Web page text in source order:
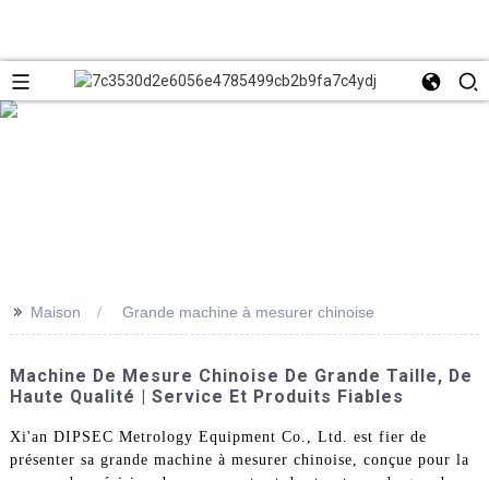
>> Maison Grande machine à mesurer chinoise
Machine De Mesure Chinoise De Grande Taille, De
Haute Qualité | Service Et Produits Fiables
Xi'an DIPSEC Metrology Equipment Co., Ltd. est fier de
présenter sa grande machine à mesurer chinoise, conçue pour la